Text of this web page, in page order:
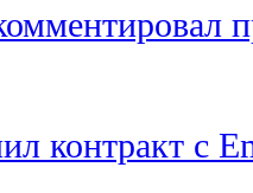
контракт с